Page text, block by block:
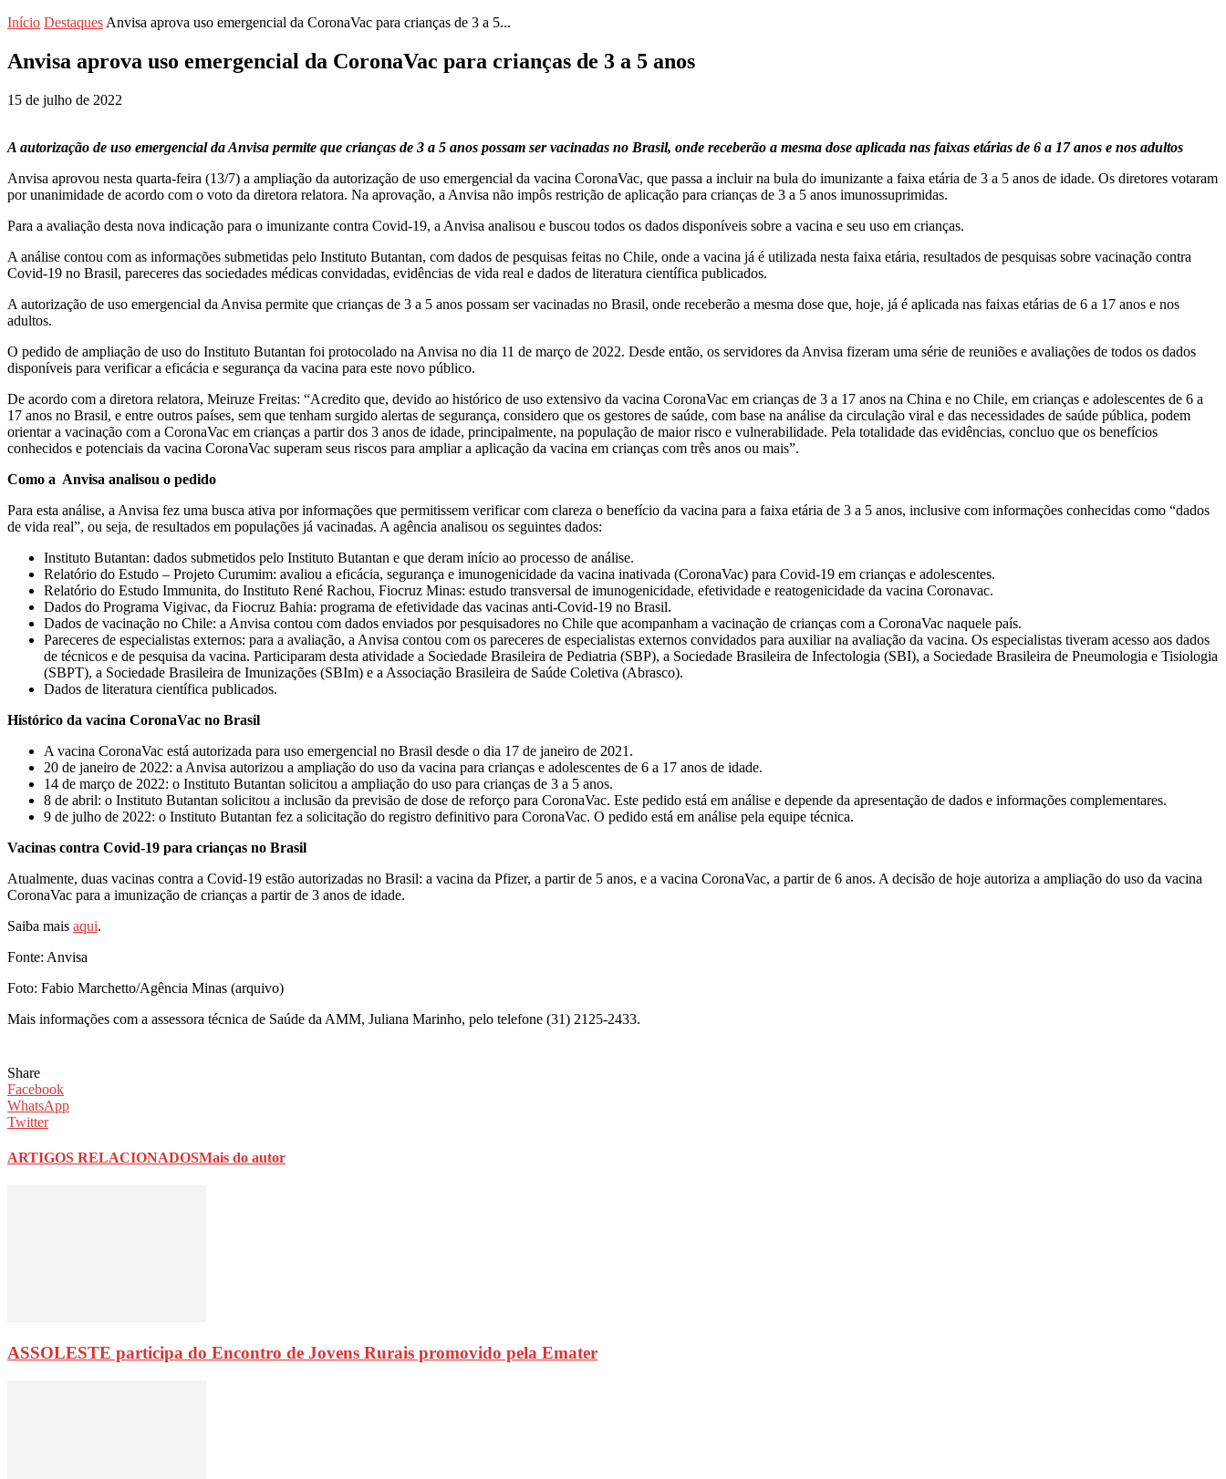
Início Destaques Anvisa aprova uso emergencial da CoronaVac para crianças de 3 a 5...
Anvisa aprova uso emergencial da CoronaVac para crianças de 3 a 5 anos
15 de julho de 2022
A autorização de uso emergencial da Anvisa permite que crianças de 3 a 5 anos possam ser vacinadas no Brasil, onde receberão a mesma dose aplicada nas faixas etárias de 6 a 17 anos e nos adultos
Anvisa aprovou nesta quarta-feira (13/7) a ampliação da autorização de uso emergencial da vacina CoronaVac, que passa a incluir na bula do imunizante a faixa etária de 3 a 5 anos de idade. Os diretores votaram
por unanimidade de acordo com o voto da diretora relatora. Na aprovação, a Anvisa não impôs restrição de aplicação para crianças de 3 a 5 anos imunossuprimidas.
Para a avaliação desta nova indicação para o imunizante contra Covid-19, a Anvisa analisou e buscou todos os dados disponíveis sobre a vacina e seu uso em crianças.
A análise contou com as informações submetidas pelo Instituto Butantan, com dados de pesquisas feitas no Chile, onde a vacina já é utilizada nesta faixa etária, resultados de pesquisas sobre vacinação contra
Covid-19 no Brasil, pareceres das sociedades médicas convidadas, evidências de vida real e dados de literatura científica publicados.
A autorização de uso emergencial da Anvisa permite que crianças de 3 a 5 anos possam ser vacinadas no Brasil, onde receberão a mesma dose que, hoje, já é aplicada nas faixas etárias de 6 a 17 anos e nos
adultos.
O pedido de ampliação de uso do Instituto Butantan foi protocolado na Anvisa no dia 11 de março de 2022. Desde então, os servidores da Anvisa fizeram uma série de reuniões e avaliações de todos os dados
disponíveis para verificar a eficácia e segurança da vacina para este novo público.
De acordo com a diretora relatora, Meiruze Freitas: “Acredito que, devido ao histórico de uso extensivo da vacina CoronaVac em crianças de 3 a 17 anos na China e no Chile, em crianças e adolescentes de 6 a
17 anos no Brasil, e entre outros países, sem que tenham surgido alertas de segurança, considero que os gestores de saúde, com base na análise da circulação viral e das necessidades de saúde pública, podem
orientar a vacinação com a CoronaVac em crianças a partir dos 3 anos de idade, principalmente, na população de maior risco e vulnerabilidade. Pela totalidade das evidências, concluo que os benefícios
conhecidos e potenciais da vacina CoronaVac superam seus riscos para ampliar a aplicação da vacina em crianças com três anos ou mais”.
Como a Anvisa analisou o pedido
Para esta análise, a Anvisa fez uma busca ativa por informações que permitissem verificar com clareza o benefício da vacina para a faixa etária de 3 a 5 anos, inclusive com informações conhecidas como “dados
de vida real”, ou seja, de resultados em populações já vacinadas. A agência analisou os seguintes dados:
Instituto Butantan: dados submetidos pelo Instituto Butantan e que deram início ao processo de análise.
Relatório do Estudo – Projeto Curumim: avaliou a eficácia, segurança e imunogenicidade da vacina inativada (CoronaVac) para Covid-19 em crianças e adolescentes.
Relatório do Estudo Immunita, do Instituto René Rachou, Fiocruz Minas: estudo transversal de imunogenicidade, efetividade e reatogenicidade da vacina Coronavac.
Dados do Programa Vigivac, da Fiocruz Bahia: programa de efetividade das vacinas anti-Covid-19 no Brasil.
Dados de vacinação no Chile: a Anvisa contou com dados enviados por pesquisadores no Chile que acompanham a vacinação de crianças com a CoronaVac naquele país.
Pareceres de especialistas externos: para a avaliação, a Anvisa contou com os pareceres de especialistas externos convidados para auxiliar na avaliação da vacina. Os especialistas tiveram acesso aos dados
de técnicos e de pesquisa da vacina. Participaram desta atividade a Sociedade Brasileira de Pediatria (SBP), a Sociedade Brasileira de Infectologia (SBI), a Sociedade Brasileira de Pneumologia e Tisiologia
(SBPT), a Sociedade Brasileira de Imunizações (SBIm) e a Associação Brasileira de Saúde Coletiva (Abrasco).
Dados de literatura científica publicados.
Histórico da vacina CoronaVac no Brasil
A vacina CoronaVac está autorizada para uso emergencial no Brasil desde o dia 17 de janeiro de 2021.
20 de janeiro de 2022: a Anvisa autorizou a ampliação do uso da vacina para crianças e adolescentes de 6 a 17 anos de idade.
14 de março de 2022: o Instituto Butantan solicitou a ampliação do uso para crianças de 3 a 5 anos.
8 de abril: o Instituto Butantan solicitou a inclusão da previsão de dose de reforço para CoronaVac. Este pedido está em análise e depende da apresentação de dados e informações complementares.
9 de julho de 2022: o Instituto Butantan fez a solicitação do registro definitivo para CoronaVac. O pedido está em análise pela equipe técnica.
Vacinas contra Covid-19 para crianças no Brasil
Atualmente, duas vacinas contra a Covid-19 estão autorizadas no Brasil: a vacina da Pfizer, a partir de 5 anos, e a vacina CoronaVac, a partir de 6 anos. A decisão de hoje autoriza a ampliação do uso da vacina
CoronaVac para a imunização de crianças a partir de 3 anos de idade.
Saiba mais aqui.
Fonte: Anvisa
Foto: Fabio Marchetto/Agência Minas (arquivo)
Mais informações com a assessora técnica de Saúde da AMM, Juliana Marinho, pelo telefone (31) 2125-2433.
Share
Facebook
WhatsApp
Twitter
ARTIGOS RELACIONADOSMais do autor
ASSOLESTE participa do Encontro de Jovens Rurais promovido pela Emater